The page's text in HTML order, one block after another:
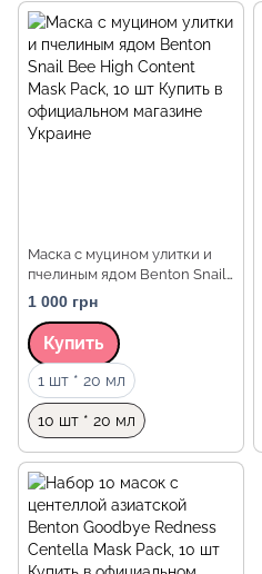
Маска с муцином улитки и
пчелиным ядом Benton Snail
Bee High Content Mask Pack,
1 000 грн
Купить
Объем
1 шт * 20 мл
10 шт * 20 мл